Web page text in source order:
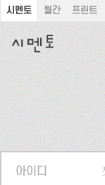
시멘토 월간 프린트
아이디